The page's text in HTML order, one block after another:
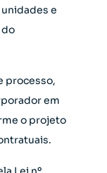
e
do
processo,
em
o projeto